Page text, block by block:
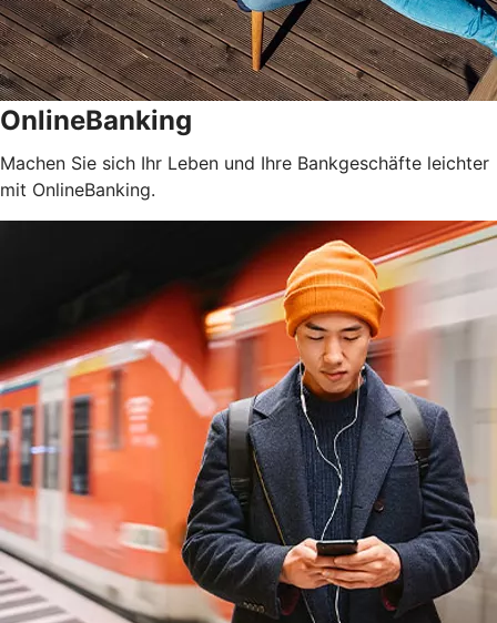
OnlineBanking
Machen Sie sich Ihr Leben und Ihre Bankgeschäfte leichter
mit OnlineBanking.